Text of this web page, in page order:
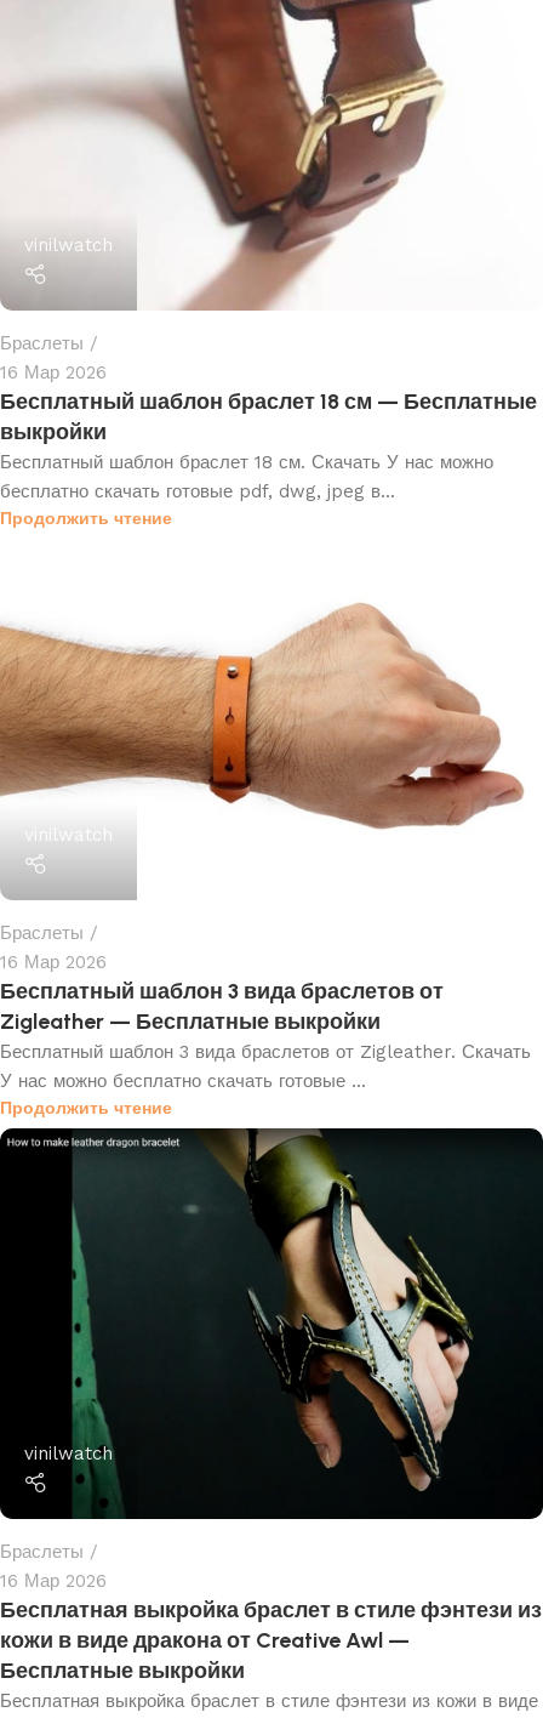
vinilwatch
Браслеты
16 Мар 2026
Бесплатный шаблон браслет 18 см — Бесплатные
выкройки
Бесплатный шаблон браслет 18 см. Скачать У нас можно
бесплатно скачать готовые pdf, dwg, jpeg в...
Продолжить чтение
vinilwatch
Браслеты
16 Мар 2026
Бесплатный шаблон 3 вида браслетов от
Zigleather — Бесплатные выкройки
Бесплатный шаблон 3 вида браслетов от Zigleather. Скачать
У нас можно бесплатно скачать готовые ...
Продолжить чтение
vinilwatch
Браслеты
16 Мар 2026
Бесплатная выкройка браслет в стиле фэнтези из
кожи в виде дракона от Creative Awl —
Бесплатные выкройки
Бесплатная выкройка браслет в стиле фэнтези из кожи в виде